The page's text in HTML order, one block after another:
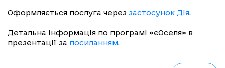
Оформляється послуга через застосунок Дія.
Детальна інформація по програмі «єОселя» в
презентації за посиланням.